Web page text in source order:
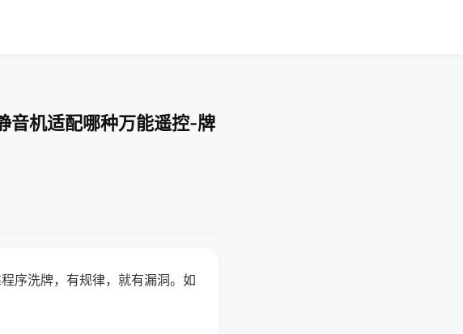
音机适配哪种万能遥控-牌
序洗牌，有规律，就有漏洞。如